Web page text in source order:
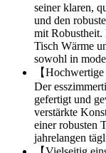
seiner klaren,
und den
mit Robustheit.
Tisch Wärme
sowohl in
【
Der
gefertigt und
verstärkte
einer robusten
jahrelangen